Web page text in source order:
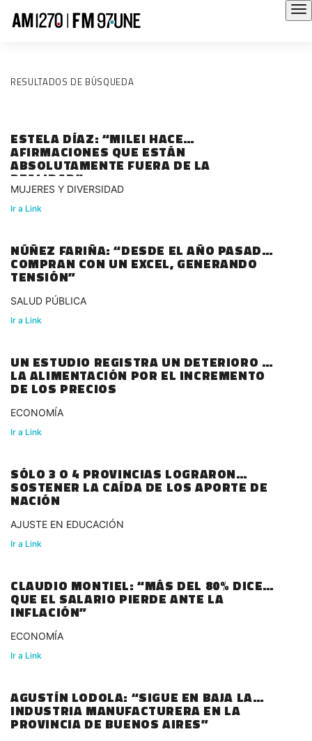
RESULTADOS DE BÚSQUEDA
ESTELA DÍAZ: “MILEI HACE
AFIRMACIONES QUE ESTÁN
ABSOLUTAMENTE FUERA DE LA
REALIDAD”
MUJERES Y DIVERSIDAD
Ir a Link
NÚÑEZ FARIÑA: “DESDE EL AÑO PASADO
COMPRAN CON UN EXCEL, GENERANDO
TENSIÓN”
SALUD PÚBLICA
Ir a Link
UN ESTUDIO REGISTRA UN DETERIORO DE
LA ALIMENTACIÓN POR EL INCREMENTO
DE LOS PRECIOS
ECONOMÍA
Ir a Link
SÓLO 3 O 4 PROVINCIAS LOGRARON
SOSTENER LA CAÍDA DE LOS APORTE DE
NACIÓN
AJUSTE EN EDUCACIÓN
Ir a Link
CLAUDIO MONTIEL: “MÁS DEL 80% DICEN
QUE EL SALARIO PIERDE ANTE LA
INFLACIÓN”
ECONOMÍA
Ir a Link
AGUSTÍN LODOLA: “SIGUE EN BAJA LA
INDUSTRIA MANUFACTURERA EN LA
PROVINCIA DE BUENOS AIRES”